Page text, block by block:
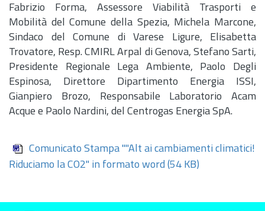
Fabrizio Forma, Assessore Viabilità Trasporti e
Mobilità del Comune della Spezia, Michela Marcone,
Sindaco del Comune di Varese Ligure, Elisabetta
Trovatore, Resp. CMIRL Arpal di Genova, Stefano Sarti,
Presidente Regionale Lega Ambiente, Paolo Degli
Espinosa, Direttore Dipartimento Energia ISSI,
Gianpiero Brozo, Responsabile Laboratorio Acam
Acque e Paolo Nardini, del Centrogas Energia SpA.
Comunicato Stampa ""Alt ai cambiamenti climatici!
Riduciamo la CO2" in formato word (54 KB)